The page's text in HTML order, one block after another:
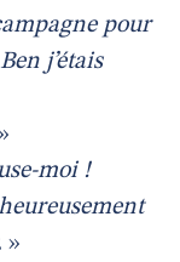
pour
j’étais
moi !
»